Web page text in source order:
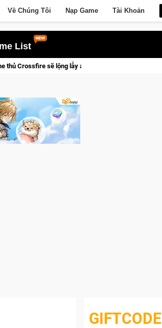
Về Chúng Tôi Nạp Game Tài Khoản
List
với Kho Báu Hoàng Gia Sapphire Neon Punk
GIFTCODE